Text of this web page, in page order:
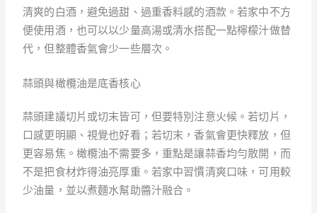
清爽的白酒，避免過甜、過重香料感的酒款。若家中不方
便使用酒，也可以以少量高湯或清水搭配一點檸檬汁做替
代，但整體香氣會少一些層次。
蒜頭與橄欖油是底香核心
蒜頭建議切片或切末皆可，但要特別注意火候。若切片，
口感更明顯、視覺也好看；若切末，香氣會更快釋放，但
更容易焦。橄欖油不需要多，重點是讓蒜香均勻散開，而
不是把食材炸得油亮厚重。若家中習慣清爽口味，可用較
少油量，並以煮麵水幫助醬汁融合。